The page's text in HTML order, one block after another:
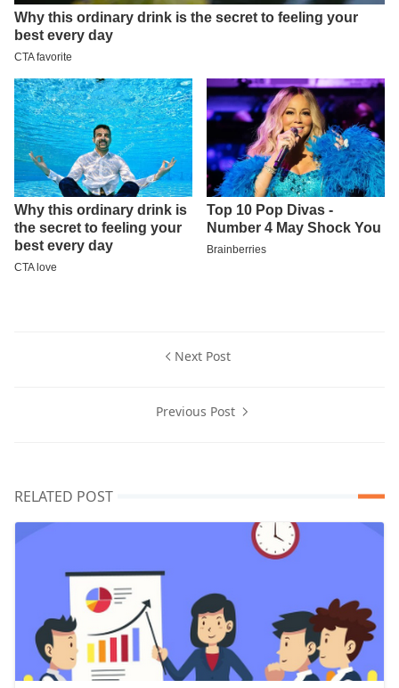
Next Post
Previous Post
RELATED POST